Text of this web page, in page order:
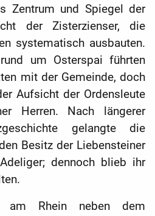
Zentrum und Spiegel der
der Zisterzienser, die
systematisch ausbauten.
um Osterspai führten
mit der Gemeinde, doch
Aufsicht der Ordensleute
Herren. Nach längerer
gelangte die
Besitz der Liebensteiner
dennoch blieb ihr
am Rhein neben dem